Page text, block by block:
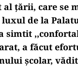
țării, care se
de la
simtit
a făcut
școlar,